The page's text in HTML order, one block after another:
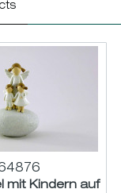
mit Kindern auf